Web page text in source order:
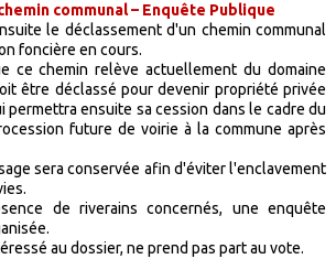
communal – Enquête Publique
le déclassement d'un chemin communal
foncière en cours.
ce chemin relève actuellement du domaine
être déclassé pour devenir propriété privée
permettra ensuite sa cession dans le cadre du
future de voirie à la commune après
sera conservée afin d'éviter l'enclavement
de riverains concernés, une enquête
au dossier, ne prend pas part au vote.